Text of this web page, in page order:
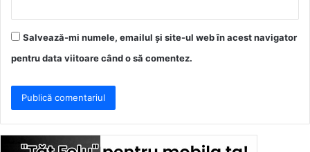
Salvează-mi numele, emailul și site-ul web în acest navigator
pentru data viitoare când o să comentez.